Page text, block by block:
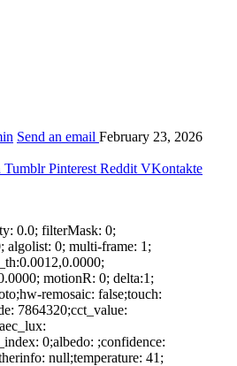
Send an email February 23, 2026
Tumblr Pinterest Reddit VKontakte
0.0; filterMask: 0;
algolist: 0; multi-frame: 1;
motionR: 0; delta:1;
remosaic: false;touch:
7864320;cct_value:
0;albedo: ;confidence:
null;temperature: 41;